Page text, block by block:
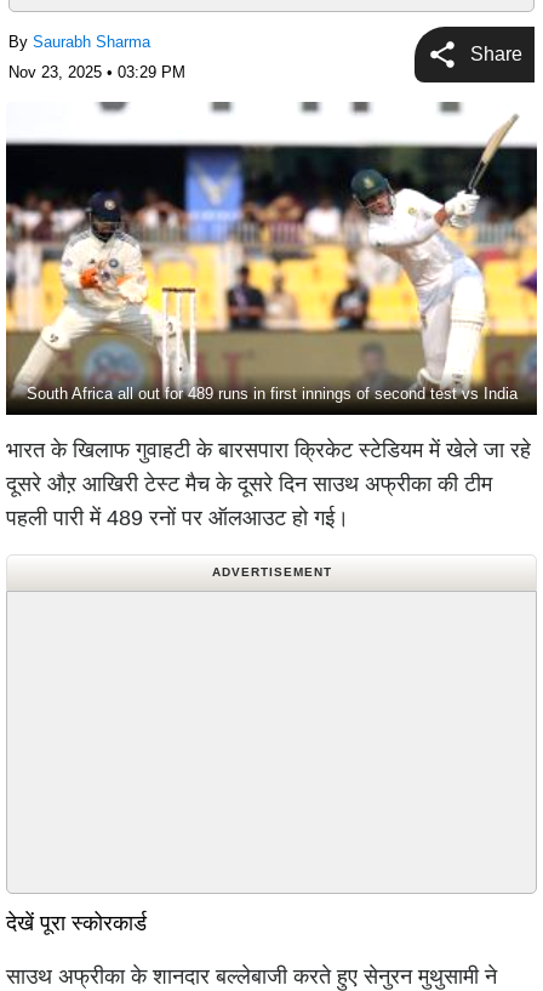
By Saurabh Sharma
Nov 23, 2025 • 03:29 PM
Share
South Africa all out for 489 runs in first innings of second test vs India
भारत के खिलाफ गुवाहटी के बारसपारा क्रिकेट स्टेडियम में खेले जा रहे
दूसरे औऱ आखिरी टेस्ट मैच के दूसरे दिन साउथ अफ्रीका की टीम
पहली पारी में 489 रनों पर ऑलआउट हो गई।
ADVERTISEMENT
देखें पूरा स्कोरकार्ड
साउथ अफ्रीका के शानदार बल्लेबाजी करते हुए सेनुरन मुथुसामी ने